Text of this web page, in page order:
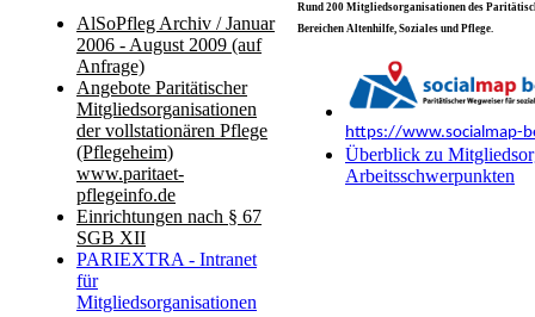
AlSoPfleg Archiv / Januar
2006 - August 2009 (auf
Anfrage)
Angebote Paritätischer
Mitgliedsorganisationen
der vollstationären Pflege
(Pflegeheim)
www.paritaet-
pflegeinfo.de
Einrichtungen nach § 67
SGB XII
PARIEXTRA - Intranet
für
Mitgliedsorganisationen
Rund 200 Mitgliedsorganisationen des
Bereichen Altenhilfe, Soziales und Pflege.
https://www.socialmap-
Überblick zu
Arbeitsschwerpunkten